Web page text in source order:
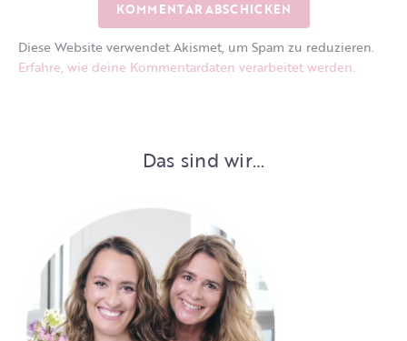
Diese Website verwendet Akismet, um Spam zu reduzieren.
Erfahre, wie deine Kommentardaten verarbeitet werden.
Das sind wir…